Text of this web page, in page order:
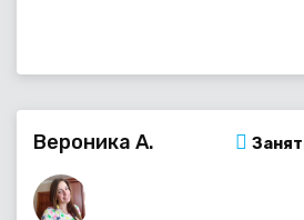
Вероника А.